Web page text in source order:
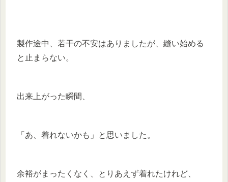
製作途中、若干の不安はありましたが、縫い始める
と止まらない。
出来上がった瞬間、
「あ、着れないかも」と思いました。
余裕がまったくなく、とりあえず着れたけれど、